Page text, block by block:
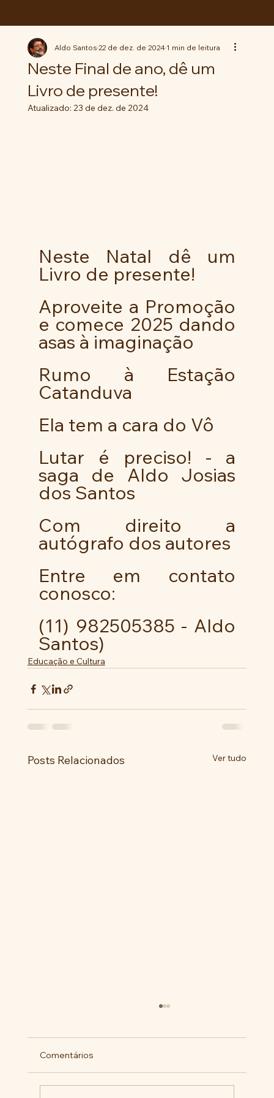
Neste Final de ano, dê um
Livro de presente!
Aldo Santos22 de dez. de 20241 min de leitura
Atualizado: 23 de dez. de 2024
Neste Natal dê um
Livro de presente!
Aproveite a Promoção
e comece 2025 dando
asas à imaginação
Rumo à Estação
Catanduva
Ela tem a cara do Vô
Lutar é preciso! - a
saga de Aldo Josias
dos Santos
Com direito a
autógrafo dos autores
Entre em contato
conosco:
(11) 982505385 - Aldo
Santos)
Educação e Cultura
Posts Relacionados Ver tudo
Comentários